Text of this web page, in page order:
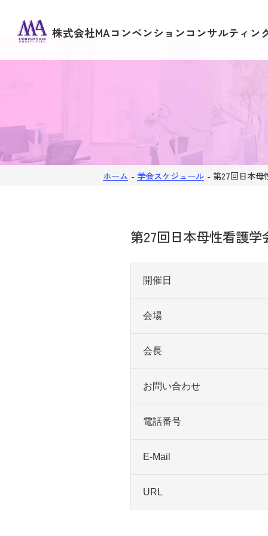
株式会社MAコンベンションコンサルティン
ホーム - 学会スケジュール - 第27回日本母
第27回日本母性看護学
開催日
会場
会長
お問い合わせ
電話番号
E-Mail
URL